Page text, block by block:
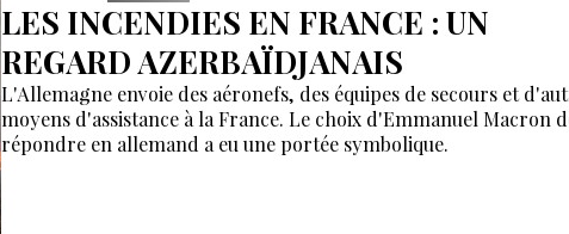
LES INCENDIES EN FRANCE : UN
REGARD AZERBAÏDJANAIS
L'Allemagne envoie des aéronefs, des équipes de secours et
moyens d'assistance à la France. Le choix d'Emmanuel Macron
répondre en allemand a eu une portée symbolique.